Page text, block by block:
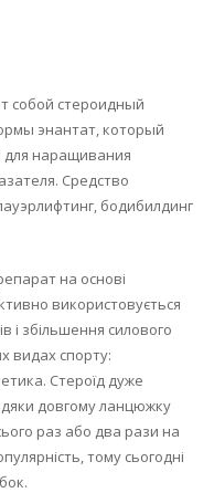
собой стероидный
энантат, который
для наращивания
Средство
бодибилдинг
на основі
використовується
і збільшення силового
видах спорту:
Стероїд дуже
довгому ланцюжку
раз або два рази на
тому сьогодні